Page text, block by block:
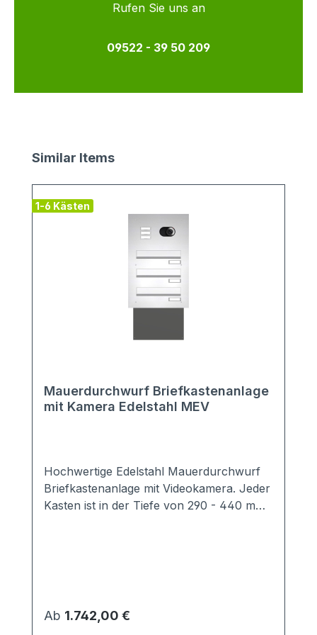
Rufen Sie uns an
09522 - 39 50 209
Produktgalerie überspringen
Similar Items
1-6 Kästen
Mauerdurchwurf Briefkastenanlage
mit Kamera Edelstahl MEV
Hochwertige Edelstahl Mauerdurchwurf
Briefkastenanlage mit Videokamera. Jeder
Kasten ist in der Tiefe von 290 - 440 mm
geknickt werden. Ebenso bleibt die Post
bei vollständigen Einwurf trocken.
Regulärer Preis:
Ab 1.742,00 €